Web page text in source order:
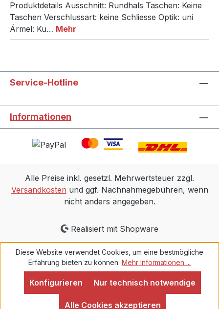
Produktdetails Ausschnitt: Rundhals Taschen: Keine
Taschen Verschlussart: keine Schliesse Optik: uni
Ärmel: Ku… Mehr
Service-Hotline
Informationen
Alle Preise inkl. gesetzl. Mehrwertsteuer zzgl.
Versandkosten und ggf. Nachnahmegebühren, wenn
nicht anders angegeben.
Realisiert mit Shopware
Diese Website verwendet Cookies, um eine bestmögliche
Erfahrung bieten zu können. Mehr Informationen ...
Nur technisch notwendige
Konfigurieren
Alle Cookies akzeptieren